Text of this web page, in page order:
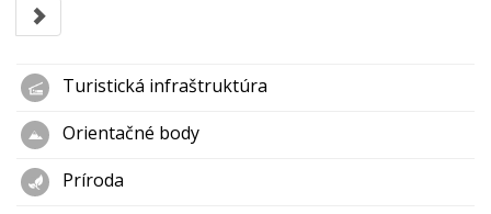
Turistická infraštruktúra
Orientačné body
Príroda